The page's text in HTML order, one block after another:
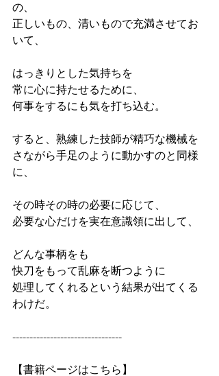
の、
正しいもの、清いもので充満させてお
いて、
はっきりとした気持ちを
常に心に持たせるために、
何事をするにも気を打ち込む。
すると、熟練した技師が精巧な機械を
さながら手足のように動かすのと同様
に、
その時その時の必要に応じて、
必要な心だけを実在意識領に出して、
どんな事柄をも
快刀をもって乱麻を断つように
処理してくれるという結果が出てくる
わけだ。
--------------------------------
【書籍ページはこちら】